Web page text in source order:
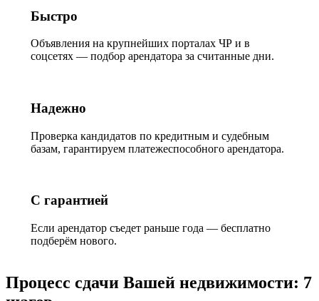
Быстро
Объявления на крупнейших порталах ЧР и в
соцсетях — подбор арендатора за считанные дни.
Надежно
Проверка кандидатов по кредитным и судебным
базам, гарантируем платежеспособного арендатора.
С гарантией
Если арендатор съедет раньше года — бесплатно
подберём нового.
Процесс сдачи Вашей недвижимости: 7